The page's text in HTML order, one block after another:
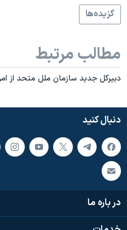
اسرائیل در جنگ
نرگس محمدی برنده جایزه نوبل صلح
صفحه‌های ویژه
سفر پرزیدنت ترامپ به چین
گزيده‌ها
مطالب مرتبط
دبيرکل جديد سازمان ملل متحد از
دنبال کنید
در باره ما